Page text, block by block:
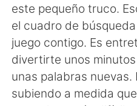
繁體中文
العربية
Deutsch 日本語
este pequeño truco.
el cuadro de
juego contigo. Es
divertirte unos
unas palabras nuevas.
subiendo a medida